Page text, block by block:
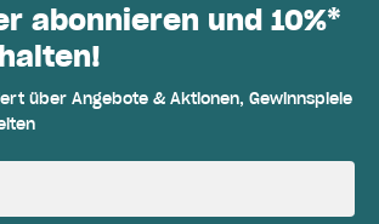
abonnieren und 10%*
über Angebote & Aktionen, Gewinnspiele